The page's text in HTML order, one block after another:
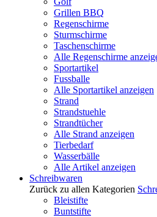
Grillen BBQ
Regenschirme
Sturmschirme
Taschenschirme
Alle Regenschirme
Sportartikel
Fussballe
Alle Sportartikel anzeigen
Strand
Strandstuehle
Strandtücher
Alle Strand anzeigen
Tierbedarf
Wasserbälle
Alle Artikel anzeigen
Schreibwaren
Zurück zu allen Kategorien
Bleistifte
Buntstifte